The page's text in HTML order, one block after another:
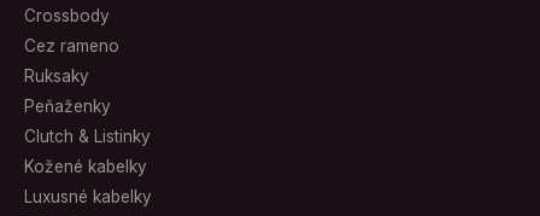
Crossbody
Cez rameno
Ruksaky
Peňaženky
Clutch & Listinky
Kožené kabelky
Luxusné kabelky